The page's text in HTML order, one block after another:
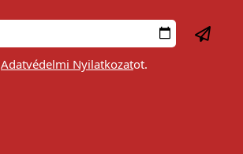
Adatvédelmi Nyilatkozatot.